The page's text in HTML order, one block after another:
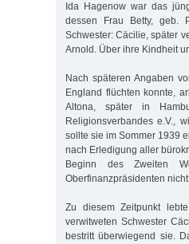
Ida Hagenow war das
dessen Frau Betty, geb.
Schwester: Cäcilie, später
Arnold. Über ihre Kindheit
Nach späteren Angaben
England flüchten konnte,
Altona, später in
Religionsverbandes e.V.,
sollte sie im Sommer 1939
nach Erledigung aller
Beginn des Zweiten
Oberfinanzpräsidenten
Zu diesem Zeitpunkt
verwitweten Schwester
bestritt überwiegend sie.